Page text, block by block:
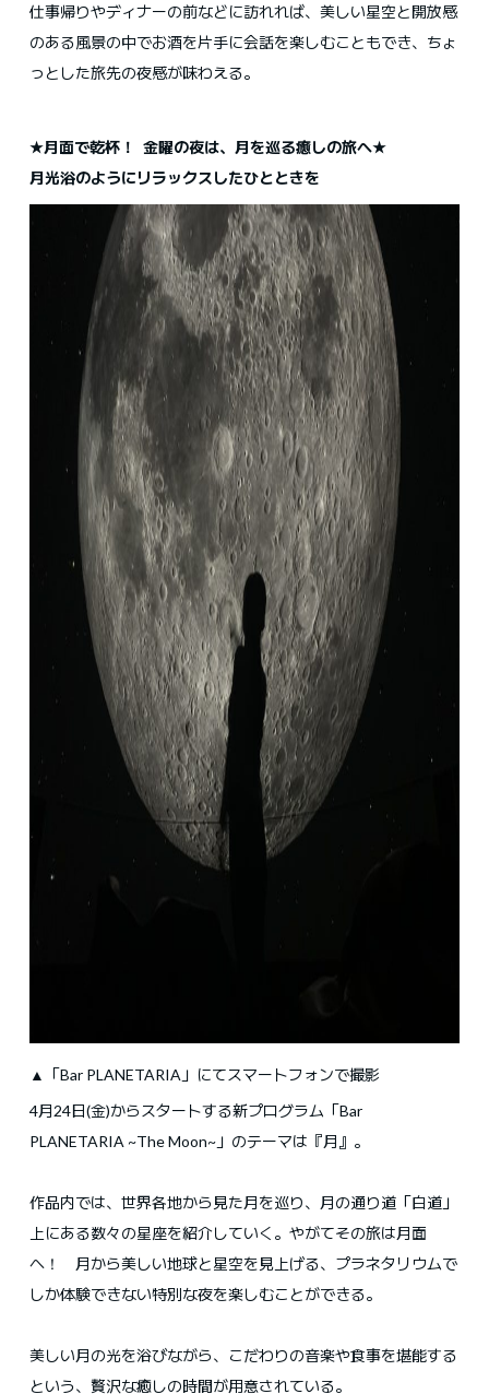
仕事帰りやディナーの前などに訪れれば、美しい星空と開放感
のある風景の中でお酒を片手に会話を楽しむこともでき、ちょ
っとした旅先の夜感が味わえる。
★月面で乾杯！ 金曜の夜は、月を巡る癒しの旅へ★
月光浴のようにリラックスしたひとときを
▲「Bar PLANETARIA」にてスマートフォンで撮影
4月24日(金)からスタートする新プログラム「Bar
PLANETARIA ~The Moon~」のテーマは『月』。
作品内では、世界各地から見た月を巡り、月の通り道「白道」
上にある数々の星座を紹介していく。やがてその旅は月面
へ！ 月から美しい地球と星空を見上げる、プラネタリウムで
しか体験できない特別な夜を楽しむことができる。
美しい月の光を浴びながら、こだわりの音楽や食事を堪能する
という、贅沢な癒しの時間が用意されている。